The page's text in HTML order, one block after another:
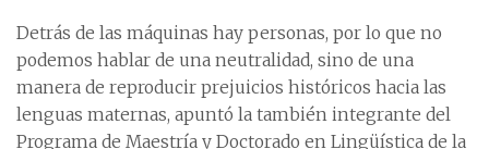
Detrás de las máquinas hay personas, por lo que no
podemos hablar de una neutralidad, sino de una
manera de reproducir prejuicios históricos hacia las
lenguas maternas, apuntó la también integrante del
Programa de Maestría y Doctorado en Lingüística de la